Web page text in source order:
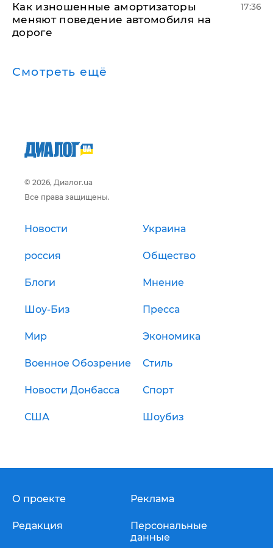
Как изношенные амортизаторы
меняют поведение автомобиля на
дороге
17:36
Смотреть ещё
© 2026, Диалог.ua
Все права защищены.
Новости Украина
россия Общество
Блоги Мнение
Шоу-Биз Пресса
Мир Экономика
Военное Обозрение Стиль
Новости Донбасса Спорт
США Шоубиз
О проекте
Редакция
Реклама
Персональные
данные